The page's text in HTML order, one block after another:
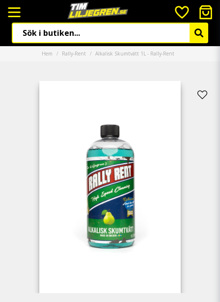
Hem Rally-Rent Alkalisk Skumtvätt 1L - Rally-Rent